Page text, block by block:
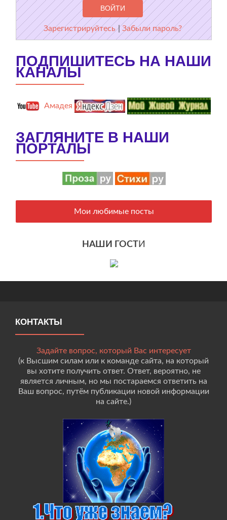
Зарегистрируйтесь |Забыли пароль?
ПОДПИШИТЕСЬ НА НАШИ
КАНАЛЫ
Амадея
ЗАГЛЯНИТЕ В НАШИ
ПОРТАЛЫ
Мои любимые посты
НАШИ ГОСТИ
КОНТАКТЫ
Задайте вопрос, который Вас интересует
(к Высшим силам или к команде сайта, на который
вы хотите получить ответ. Ответ, вероятно, не
является личным, но мы постараемся ответить на
Ваш вопрос, путём публикации новой информации
на сайте.)